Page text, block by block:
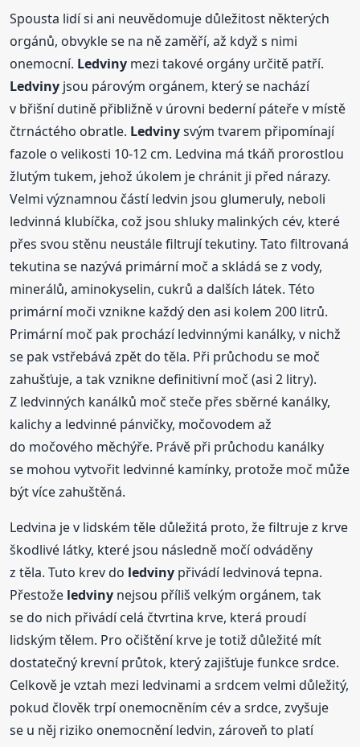
Spousta lidí si ani neuvědomuje důležitost některých
orgánů, obvykle se na ně zaměří, až když s nimi
onemocní. Ledviny mezi takové orgány určitě patří.
Ledviny jsou párovým orgánem, který se nachází
v břišní dutině přibližně v úrovni bederní páteře v místě
čtrnáctého obratle. Ledvinysvým tvarem připomínají
fazole o velikosti 10-12 cm. Ledvina má tkáň prorostlou
žlutým tukem, jehož úkolem je chránit ji před nárazy.
Velmi významnou částí ledvin jsou glumeruly, neboli
ledvinná klubíčka, což jsou shluky malinkých cév, které
přes svou stěnu neustále filtrují tekutiny. Tato filtrovaná
tekutina se nazývá primární moč a skládá se z vody,
minerálů, aminokyselin, cukrů a dalších látek. Této
primární moči vznikne každý den asi kolem 200 litrů.
Primární moč pak prochází ledvinnými kanálky, v nichž
se pak vstřebává zpět do těla. Při průchodu se moč
zahušťuje, a tak vznikne definitivní moč (asi 2 litry).
Z ledvinných kanálků moč steče přes sběrné kanálky,
kalichy a ledvinné pánvičky, močovodem až
do močového měchýře. Právě při průchodu kanálky
se mohou vytvořit ledvinné kamínky, protože moč může
být více zahuštěná.
Ledvina je v lidském těle důležitá proto, že filtruje z krve
škodlivé látky, které jsou následně močí odváděny
z těla. Tuto krev do ledviny přivádí ledvinová tepna.
Přestože ledviny nejsou příliš velkým orgánem, tak
se do nich přivádí celá čtvrtina krve, která proudí
lidským tělem. Pro očištění krve je totiž důležité mít
dostatečný krevní průtok, který zajišťuje funkce srdce.
Celkově je vztah mezi ledvinami a srdcem velmi důležitý,
pokud člověk trpí onemocněním cév a srdce, zvyšuje
se u něj riziko onemocnění ledvin, zároveň to platí